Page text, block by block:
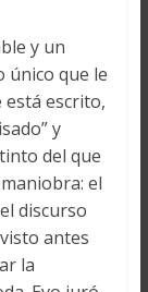
y un
único que le
está escrito,
y
del que
el
discurso
antes
la